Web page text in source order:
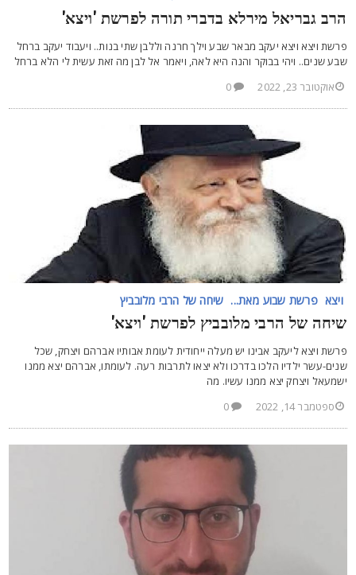
גבריאל מירלא בדברי תורה לפרשת 'ויצא'
ויצא ויצא יעקב מבאר שבע וילך חרנה וללבן שתי בנות.. ויעבוד יעקב ברחל
שנים.. ויהי בבוקר והנה היא לאה, ויאמר אל לבן מה זאת עשית לי הלא ברחל
אוקטובר 23, 2022
0
ויצא פרשת שבוע מאת... שיחה של הרבי מלובביץ
של הרבי מלובביץ לפרשת 'ויצא'
ויצא ליעקב אבינו יש מעלה ייחודית לעומת אבותיו אברהם ויצחק, שכל
עשר ילדיו הלכו בדרכו ולא יצאו לתרבות רעה. לעומתו, אברהם יצא ממנו
ויצחק יצא ממנו עשיו. מה
ספטמבר 14, 2022
0